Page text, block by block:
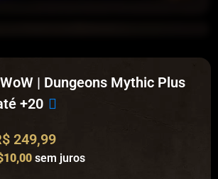
| Dungeons Mythic Plus
+20
249,99
sem juros